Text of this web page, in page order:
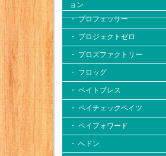
ョン
・ プロフェッサー
・ プロジェクトゼロ
・ プロズファクトリー
・ フロッグ
・ ベイトブレス
・ ペイチェックベイツ
・ ペイフォワード
・ へドン